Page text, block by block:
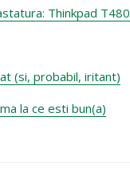
Thinkpad T480
(si, probabil, iritant)
la ce esti bun(a)